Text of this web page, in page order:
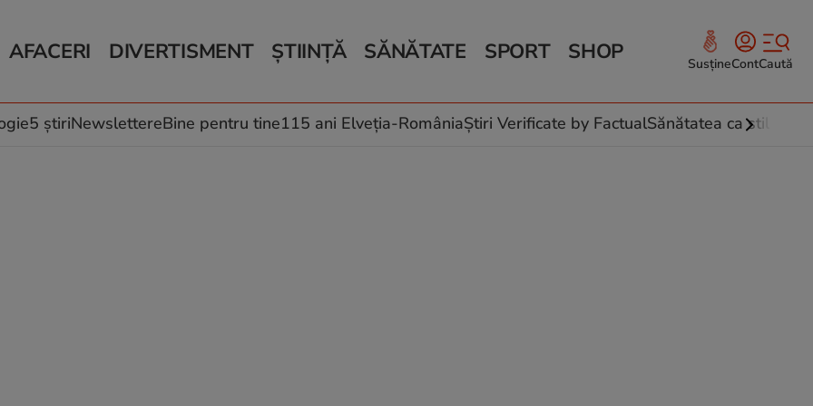
AFACERI
Auto
Locuri de muncă
DIVERTISMENT
Horoscop
Muzică și Filme
ȘTIINȚĂ
Schimbări climatice
SĂNĂTATE
Relații
Rețete culinare
SPORT SHOP SusțineContCaută
5 știriNewslettereBine pentru tine115 ani Elveția-RomâniaȘtiri Verificate by FactualSănătatea ca stil de